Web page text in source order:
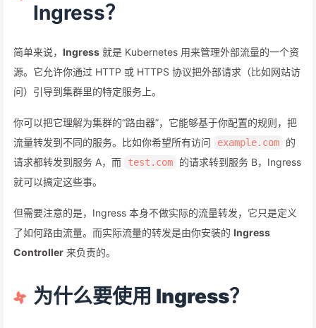
Ingress？
简单来说， Ingress 就是 Kubernetes 用来管理外部流量的一个资
源。它允许你通过 HTTP 或 HTTPS 协议把外部请求（比如网站访
问）引导到集群里的特定服务上。
你可以把它理解为集群的“路由器”，它能够基于你配置的规则，把
流量转发到不同的服务。比如你希望所有访问
example.com
的
请求都转发到服务 A，而
test.com
的请求转到服务 B，Ingress
就可以搞定这些事。
但需要注意的是，Ingress 本身不做实际的流量转发，它只是定义
了如何路由流量。而实际流量的转发是由你安装的 Ingress
Controller 来负责的。
为什么要使用 Ingress？